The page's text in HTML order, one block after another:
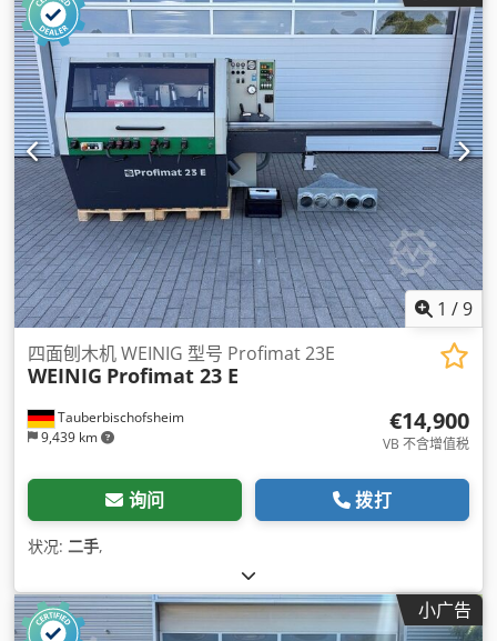
1 /9
Tauberbischofsheim
9,439 km
四面刨木机 WEINIG 型号 Profimat 23E
WEINIG Profimat 23 E
€14,900
VB 不含增值税
询问 拨打
状况: 二手,
小广告